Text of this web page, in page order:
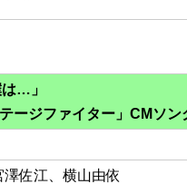
…」
ージファイター」CMソン
澤佐江、横山由依